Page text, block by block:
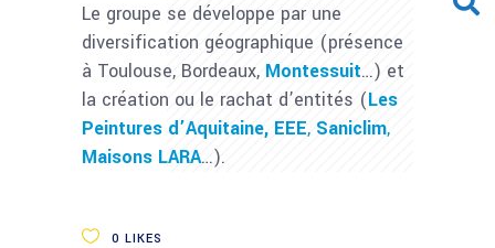
Le groupe se développe par une
diversification géographique (présence
à Toulouse, Bordeaux, Montessuit…) et
la création ou le rachat d’entités (Les
Peintures d’Aquitaine, EEE, Saniclim,
Maisons LARA…).
0 LIKES